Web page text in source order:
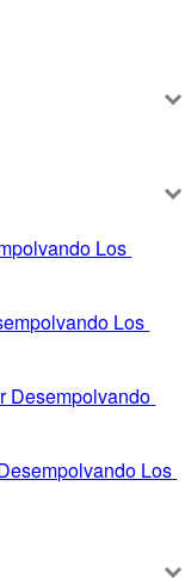
Los
Los
Desempolvando
Los